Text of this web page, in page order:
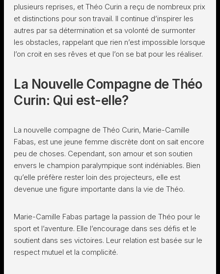
plusieurs reprises, et Théo Curin a reçu de nombreux prix
et distinctions pour son travail. Il continue d’inspirer les
autres par sa détermination et sa volonté de surmonter
les obstacles, rappelant que rien n’est impossible lorsque
l’on croit en ses rêves et que l’on se bat pour les réaliser.
La Nouvelle Compagne de Théo
Curin: Qui est-elle?
La nouvelle compagne de Théo Curin, Marie-Camille
Fabas, est une jeune femme discrète dont on sait encore
peu de choses. Cependant, son amour et son soutien
envers le champion paralympique sont indéniables. Bien
qu’elle préfère rester loin des projecteurs, elle est
devenue une figure importante dans la vie de Théo.
Marie-Camille Fabas partage la passion de Théo pour le
sport et l’aventure. Elle l’encourage dans ses défis et le
soutient dans ses victoires. Leur relation est basée sur le
respect mutuel et la complicité.